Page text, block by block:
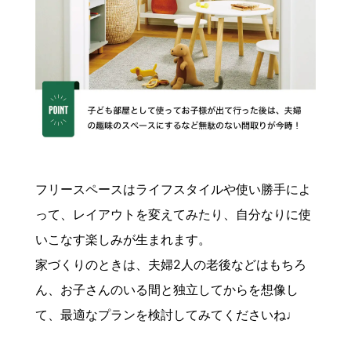
フリースペースはライフスタイルや使い勝手によ
って、レイアウトを変えてみたり、自分なりに使
いこなす楽しみが生まれます。
家づくりのときは、夫婦2人の老後などはもちろ
ん、お子さんのいる間と独立してからを想像し
て、最適なプランを検討してみてくださいね♩